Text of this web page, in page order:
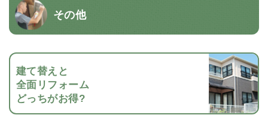
その他
建て替えと
全面リフォーム
どっちがお得?